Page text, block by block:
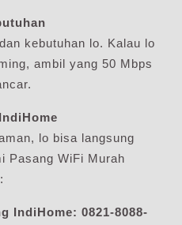
kebutuhan lo. Kalau lo
ambil yang 50 Mbps
lo bisa langsung
Pasang WiFi Murah
IndiHome: 0821-8088-